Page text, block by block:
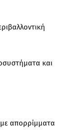
και
με απορρίμματα